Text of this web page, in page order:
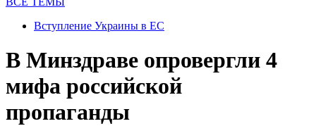
Вступление Украины в ЕС
В Минздраве опровергли 4
мифа российской
пропаганды